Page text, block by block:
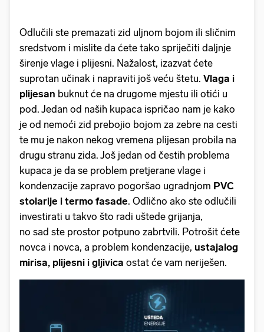
Odlučili ste premazati zid uljnom bojom ili sličnim
sredstvom i mislite da ćete tako spriječiti daljnje
širenje vlage i plijesni. Nažalost, izazvat ćete
suprotan učinak i napraviti još veću štetu. Vlaga i
plijesan buknut će na drugome mjestu ili otići u
pod. Jedan od naših kupaca ispričao nam je kako
je od nemoći zid prebojio bojom za zebre na cesti
te mu je nakon nekog vremena plijesan probila na
drugu stranu zida. Još jedan od čestih problema
kupaca je da se problem pretjerane vlage i
kondenzacije zapravo pogoršao ugradnjom PVC
stolarije i termo fasade. Odlično ako ste odlučili
investirati u takvo što radi uštede grijanja,
no sad ste prostor potpuno zabrtvili. Potrošit ćete
novca i novca, a problem kondenzacije, ustajalog
mirisa, plijesni i gljivica ostat će vam neriješen.